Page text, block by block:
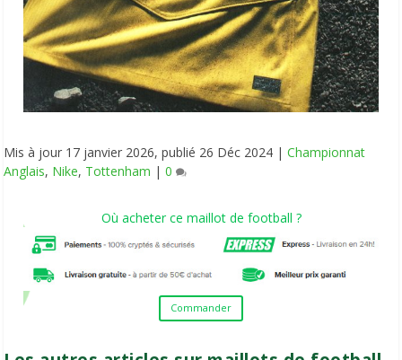
Mis à jour 17 janvier 2026, publié 26 Déc 2024 |Championnat
Anglais, Nike, Tottenham |0
Où acheter ce maillot de football ?
Commander